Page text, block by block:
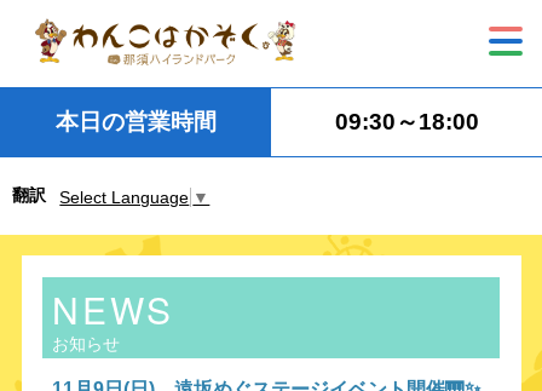
本日の営業時間 09:30～18:00
翻訳 Select Language ▼
NEWS
お知らせ